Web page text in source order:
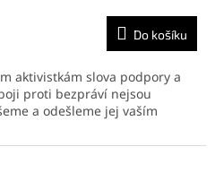
Do košíku
aktivistkám slova podpory a
proti bezpráví nejsou
a odešleme jej vaším